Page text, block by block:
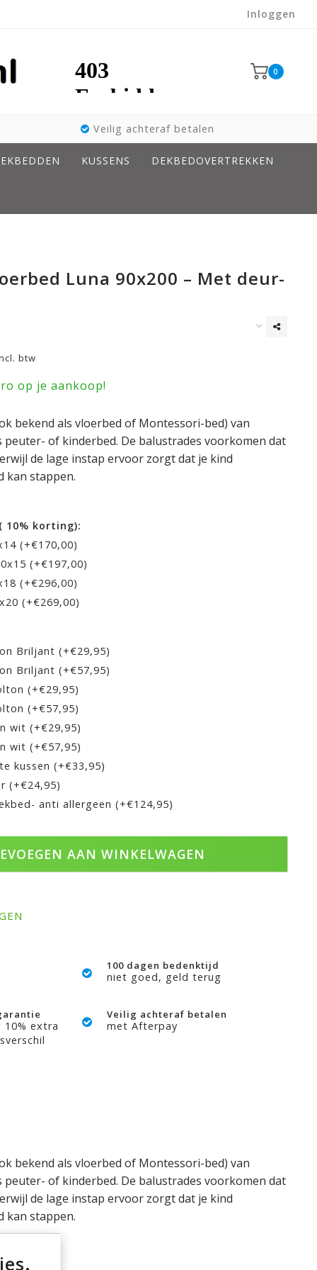
Inloggen
0
Veilig achteraf betalen
KUSSENS DEKBEDOVERTREKKEN
Luna 90x200 – Met deur-
btw
op je aankoop!
bekend als vloerbed of Montessori-bed) van
peuter- of kinderbed. De balustrades voorkomen dat
de lage instap ervoor zorgt dat je kind
kan stappen.
10% korting):
(+€170,00)
(+€197,00)
(+€296,00)
(+€269,00)
Briljant (+€29,95)
Briljant (+€57,95)
(+€29,95)
(+€57,95)
wit (+€29,95)
wit (+€57,95)
kussen (+€33,95)
(+€24,95)
anti allergeen (+€124,95)
AAN WINKELWAGEN
100 dagen bedenktijd
niet goed, geld terug
10% extra
Veilig achteraf betalen
met Afterpay
bekend als vloerbed of Montessori-bed) van
peuter- of kinderbed. De balustrades voorkomen dat
de lage instap ervoor zorgt dat je kind
kan stappen.